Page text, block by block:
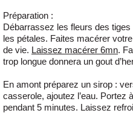
Préparation :
Débarrassez les fleurs des tiges
les pétales. Faites macérer
de vie. Laissez macérer 6mn.
trop longue donnera un gout
En amont préparez un sirop :
casserole, ajoutez l’eau. Portez
pendant 5 minutes. Laissez